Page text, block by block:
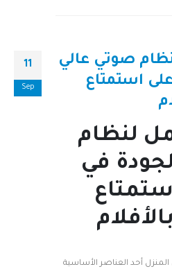
11
Sep
صوتي عالي
استمتاع
لنظام
في
أحد العناصر الأساسية